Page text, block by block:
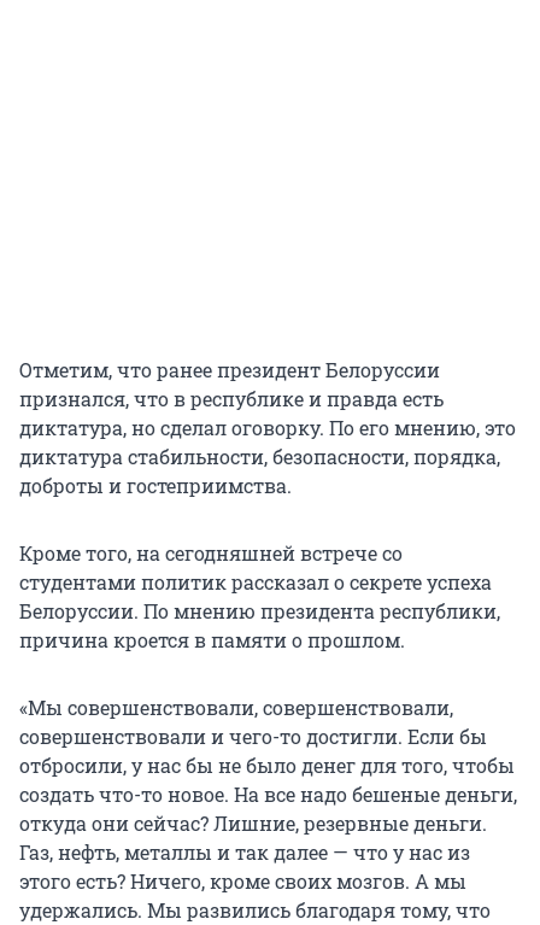
Отметим, что ранее президент Белоруссии
признался, что в республике и правда есть
диктатура, но сделал оговорку. По его мнению, это
диктатура стабильности, безопасности, порядка,
доброты и гостеприимства.
Кроме того, на сегодняшней встрече со
студентами политик рассказал о секрете успеха
Белоруссии. По мнению президента республики,
причина кроется в памяти о прошлом.
«Мы совершенствовали, совершенствовали,
совершенствовали и чего-то достигли. Если бы
отбросили, у нас бы не было денег для того, чтобы
создать что-то новое. На все надо бешеные деньги,
откуда они сейчас? Лишние, резервные деньги.
Газ, нефть, металлы и так далее — что у нас из
этого есть? Ничего, кроме своих мозгов. А мы
удержались. Мы развились благодаря тому, что